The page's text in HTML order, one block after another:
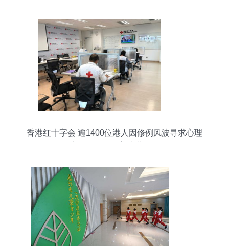
香港红十字会 逾1400位港人因修例风波寻求心理